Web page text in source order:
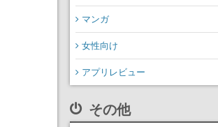
マンガ
女性向け
アプリレビュー
その他